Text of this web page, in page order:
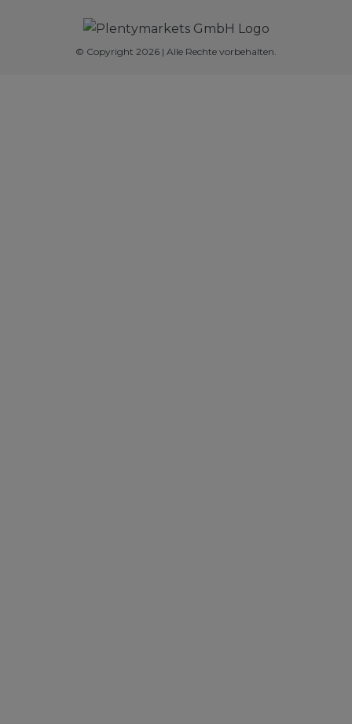
© Copyright 2026 | Alle Rechte vorbehalten.